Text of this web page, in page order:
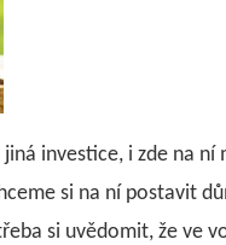
investice, i zde na
si na ní postavit
si uvědomit, že ve